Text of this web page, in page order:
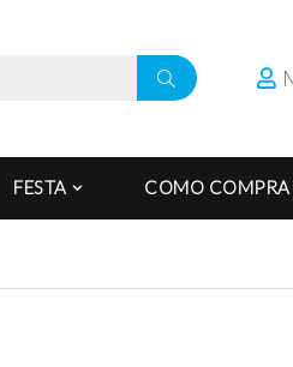
FESTA COMO